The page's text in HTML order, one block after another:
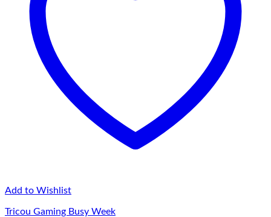
Add to Wishlist
Tricou Gaming Busy Week